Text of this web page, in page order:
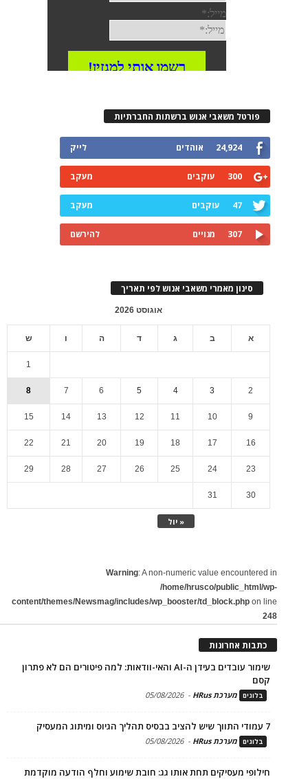
פורטל משאבי אנוש ברשתות החברתיות
24,924 אוהדים לייק
300 עוקבים מעקב
47 עוקבים מעקב
307 מנויים להירשם
סינון מאמרי משאבי אנוש לפי תאריך
אוגוסט 2026
א ב ג ד ה ו ש
« יול
1
2
3
4
5
6
7
8
9
10
11
12
13
14
15
16
17
18
19
20
21
22
23
24
25
26
27
28
29
30
31
Warning: A non-numeric value encountered in
/home/hrusco/public_html/wp-
content/themes/Newsmag/includes/wp_booster/td_block.php on line
248
כתבות אחרונות
שימור עובדים בעידן ה-AI והאי-וודאות: למה פיטורים הם לא פתרון
קסם
בלוגים מערכת HRus -
05/08/2026
7 עמודי התווך שיש להציב בבסיס תהליך הגיוס ומיתוג המעסיק
בלוגים מערכת HRus -
05/08/2026
חילופי מעסיקים תחת אותו גג: חובת שימוע וחלף הודעה מוקדמת